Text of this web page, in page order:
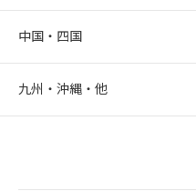
中国・四国
九州・沖縄・他